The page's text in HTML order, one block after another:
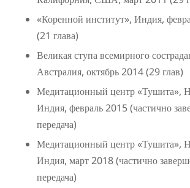
«Коренной институт», Индия,
(21 глава)
Великая ступа всемирного
Австралия, октябрь 2014 (29 глав)
Медитационный центр «Тушита»,
Индия, февраль 2015 (частично
передача)
Медитационный центр «Тушита»,
Индия, март 2018 (частично
передача)